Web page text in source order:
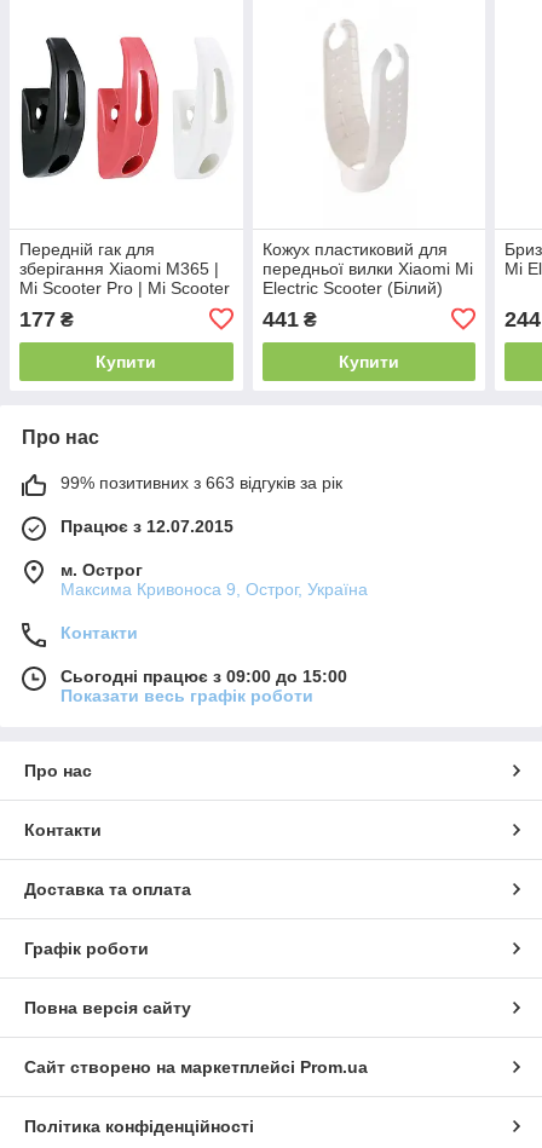
Передній гак для
зберігання Xiaomi M365 |
Mi Scooter Pro | Mi Scooter
177 ₴
Купити
Кожух пластиковий для
передньої вилки Xiaomi Mi
Electric Scooter (Білий)
441₴
Купити
Mi
244
Про нас
99% позитивних з 663 відгуків за рік
Працює з 12.07.2015
м. Острог
Максима Кривоноса 9, Острог, Україна
Контакти
Сьогодні працює з 09:00 до 15:00
Показати весь графік роботи
Про нас
Контакти
Доставка та оплата
Графік роботи
Повна версія сайту
Сайт створено на маркетплейсі Prom.ua
Політика конфіденційності